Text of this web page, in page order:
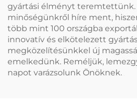
gyártási élményt teremtettünk.
minőségünkről híre ment,
több mint 100 országba
innovatív és elkötelezett
megközelítésünkkel új
emelkedünk. Reméljük,
napot varázsolunk Önöknek.